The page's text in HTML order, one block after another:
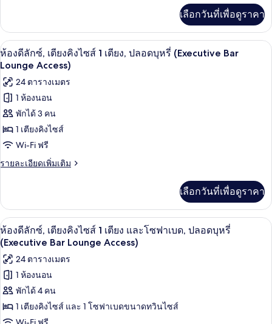
(PrivateSpa
CANDEO
Suite
with
Sofa
Bed)
เกี่ยว
กับ
ห้อง
พรีเมียม,
บุหรี่
(PrivateSpa
CANDEO
Suite
with
Bed)
เลือกวันที่เพื่อดูราคา
เปิด
ภาพถ่าย
ทั้งหมด
ของ
ห้อง
ดี
ลัก
ซ์,
คิง
ไซส์
1
เตียง,
ปลอด
บุหรี่
(Executive
Bar
บาร์ (ในที่พัก)
9
ห้องดีลักซ์, เตียงคิงไซส์ 1 เตียง, ปลอดบุหรี่ (Executive Bar
Lounge Access)
24 ตารางเมตร
1 ห้องนอน
พักได้ 3 คน
1 เตียงคิงไซส์
Wi-Fi ฟรี
รายละเอียดเพิ่มเติม
ราย
เกี่ยว
กับ
ห้อง
ดี
ลัก
ซ์,
เตียง
คิง
ไซส์
เลือกวันที่เพื่อดูราคา
เปิด
ภาพถ่าย
ทั้งหมด
ของ
ห้อง
ดี
บาร์ (ในที่พัก)
9
ห้องดีลักซ์, เตียงคิงไซส์ 1 เตียง และโซฟาเบด, ปลอดบุหรี่
(Executive Bar Lounge Access)
24 ตารางเมตร
1 ห้องนอน
พักได้ 4 คน
1 เตียงคิงไซส์ และ 1 โซฟาเบดขนาดทวินไซส์